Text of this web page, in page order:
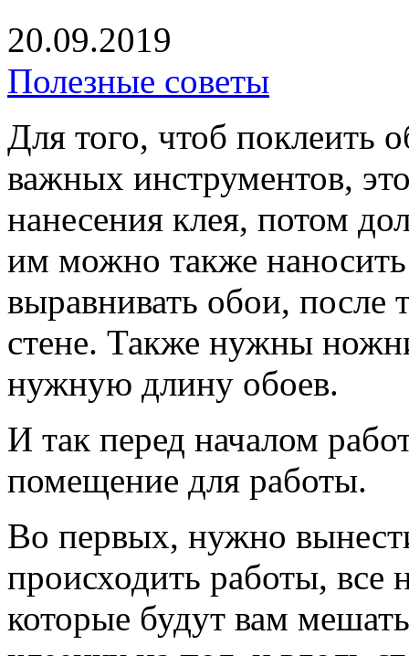
20.09.2019
Полезные советы
Для того, чтоб поклеить
важных инструментов,
нанесения клея, потом
им можно также
выравнивать обои, после
стене. Также нужны
нужную длину обоев.
И так перед началом
помещение для работы.
Во первых, нужно
происходить работы,
которые будут вам